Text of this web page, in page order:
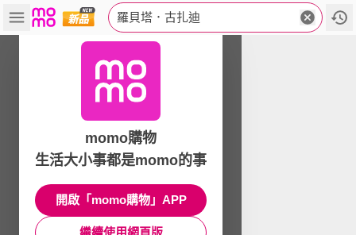
羅貝塔．古扎迪
momo購物
生活大小事都是momo的事
開啟「momo購物」APP
繼續使用網頁版